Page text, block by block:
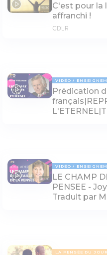
15:30
C'est pour la
affranchi !
CDLR
43:11
VIDÉO
Prédication
46:36
VIDÉO
LE CHAMP
PENSEE -
Traduit par
LA PENSÉE DU JOUR